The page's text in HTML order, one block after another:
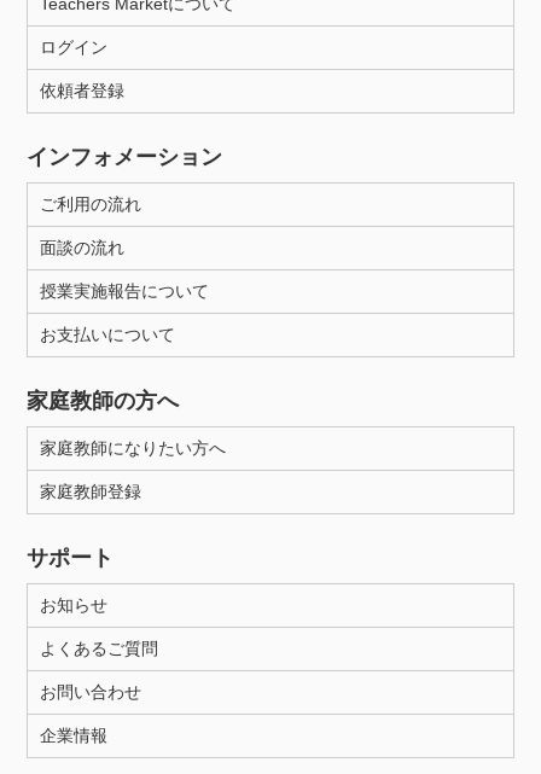
ログイン
依頼者登録
インフォメーション
ご利用の流れ
面談の流れ
授業実施報告について
お支払いについて
家庭教師の方へ
家庭教師になりたい方へ
家庭教師登録
サポート
お知らせ
よくあるご質問
お問い合わせ
企業情報